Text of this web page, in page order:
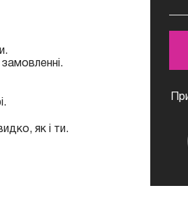
як і ти.